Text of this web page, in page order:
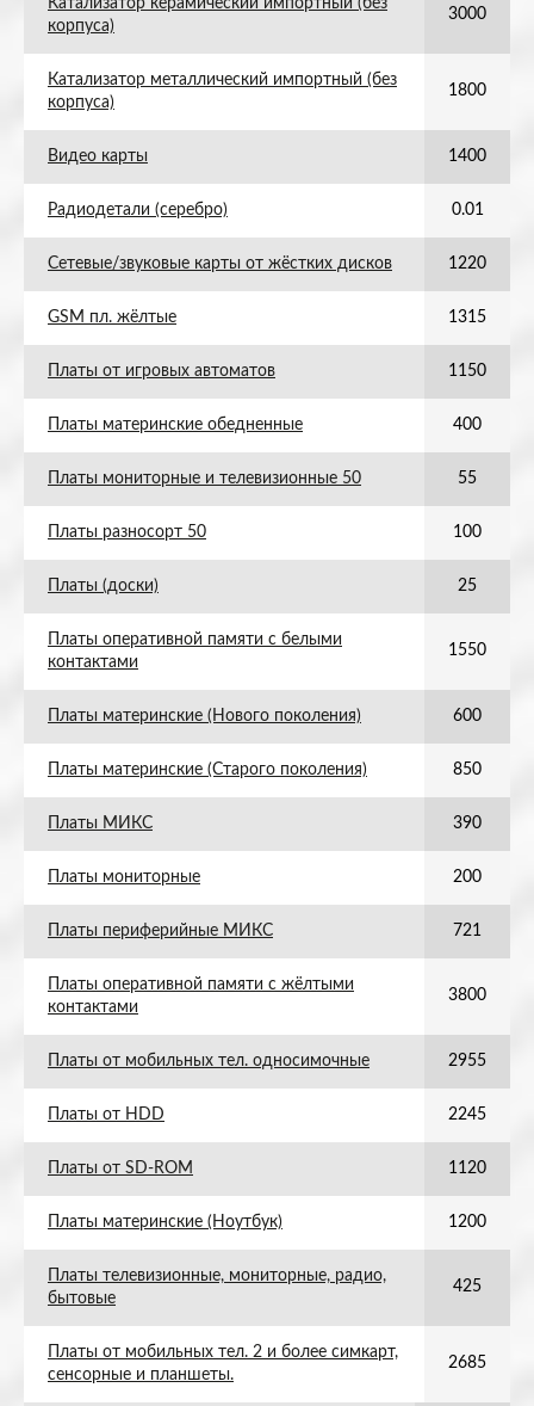
Катализатор керамический импортный (без
корпуса)
3000
Катализатор металлический импортный (без
корпуса)
1800
Видео карты 1400
Радиодетали (серебро) 0.01
Сетевые/звуковые карты от жёстких дисков 1220
GSM пл. жёлтые 1315
Платы от игровых автоматов 1150
Платы материнские обедненные 400
Платы мониторные и телевизионные 50 55
Платы разносорт 50 100
Платы (доски) 25
Платы оперативной памяти с белыми
контактами
1550
Платы материнские (Нового поколения) 600
Платы материнские (Старого поколения) 850
Платы МИКС 390
Платы мониторные 200
Платы периферийные МИКС 721
Платы оперативной памяти с жёлтыми
контактами
3800
Платы от мобильных тел. односимочные 2955
Платы от HDD 2245
Платы от SD-ROM 1120
Платы материнские (Ноутбук) 1200
Платы телевизионные, мониторные, радио,
бытовые
425
Платы от мобильных тел. 2 и более симкарт,
сенсорные и планшеты.
2685